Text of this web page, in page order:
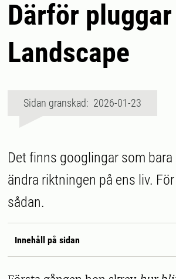
Därför
Landscape
Sidan granskad: 2026-01-23
Det finns googlingar som
ändra riktningen på ens liv.
sådan.
Innehåll på sidan